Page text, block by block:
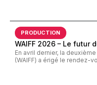
PRODUCTION
WAIFF 2026 – Le futur
En avril dernier, la
(WAIFF) a érigé le rendez-